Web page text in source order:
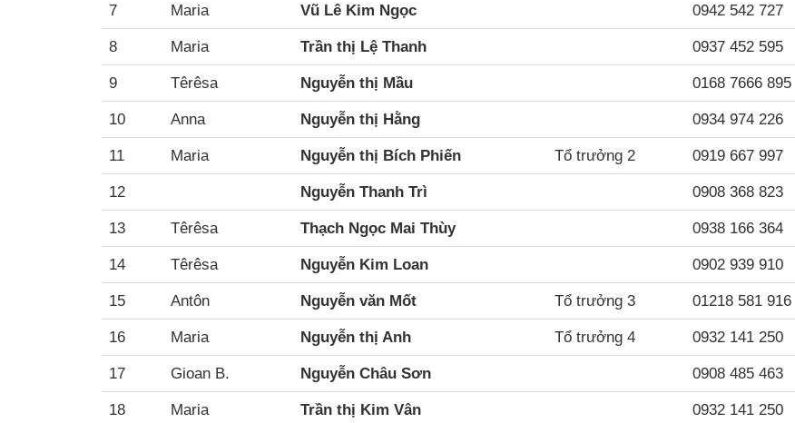
7 Maria Vũ Lê Kim Ngọc 0942 542 727
8 Maria Trần thị Lệ Thanh 0937 452 595
9 Têrêsa Nguyễn thị Mầu 0168 7666 895
10 Anna Nguyễn thị Hằng 0934 974 226
11 Maria Nguyễn thị Bích Phiến Tổ trưởng 2 0919 667 997
12 Nguyễn Thanh Trì 0908 368 823
13 Têrêsa Thạch Ngọc Mai Thùy 0938 166 364
14 Têrêsa Nguyễn Kim Loan 0902 939 910
15 Antôn Nguyễn văn Mốt Tổ trưởng 3 01218 581 916
16 Maria Nguyễn thị Anh Tổ trưởng 4 0932 141 250
17 Gioan B. Nguyễn Châu Sơn 0908 485 463
18 Maria Trần thị Kim Vân 0932 141 250